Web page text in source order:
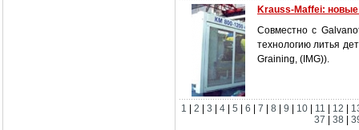
Krauss-Maffei:
Совместно с
технологию литья
Graining, (IMG)).
1 2 3 4 5 6 7 8 9 10 11 12
37
|38 |